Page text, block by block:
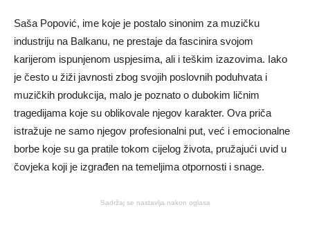
Saša Popović, ime koje je postalo sinonim za muzičku
industriju na Balkanu, ne prestaje da fascinira svojom
karijerom ispunjenom uspjesima, ali i teškim izazovima. Iako
je često u žiži javnosti zbog svojih poslovnih poduhvata i
muzičkih produkcija, malo je poznato o dubokim ličnim
tragedijama koje su oblikovale njegov karakter. Ova priča
istražuje ne samo njegov profesionalni put, već i emocionalne
borbe koje su ga pratile tokom cijelog života, pružajući uvid u
čovjeka koji je izgrađen na temeljima otpornosti i snage.
Sadržaj se nastavlja nakon oglasa